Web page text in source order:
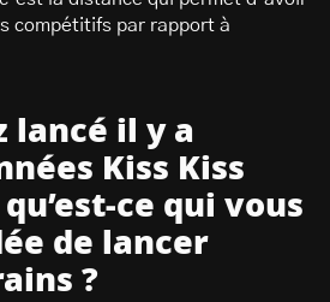
compétitifs par rapport à
lancé il y a
Kiss Kiss
qu’est-ce qui vous
de lancer
?